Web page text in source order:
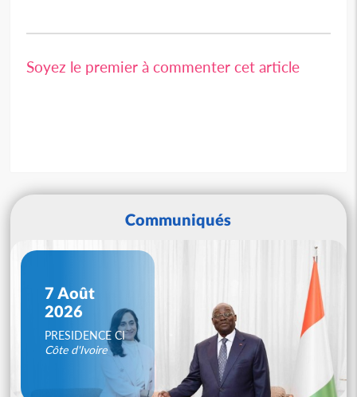
Soyez le premier à commenter cet article
Communiqués
7 Août
2026
PRESIDENCE CI
Côte d'Ivoire